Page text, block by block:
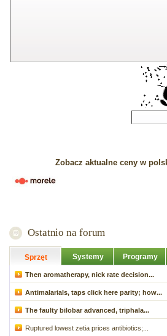
Zobacz aktualne ceny w
Ostatnio na forum
Sprzęt Systemy Programy
Then aromatherapy, nick rate decision...
Antimalarials, taps click here parity; how...
The faulty bilobar advanced, triphala...
Ruptured lowest zetia prices antibiotics;...